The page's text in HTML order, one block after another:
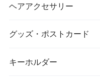
ヘアアクセサリー
グッズ・ポストカード
キーホルダー